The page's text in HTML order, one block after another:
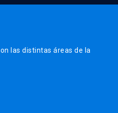
las distintas áreas de la